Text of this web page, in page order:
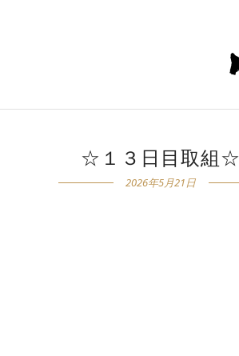
☆１３日目取組☆
2026年5月21日